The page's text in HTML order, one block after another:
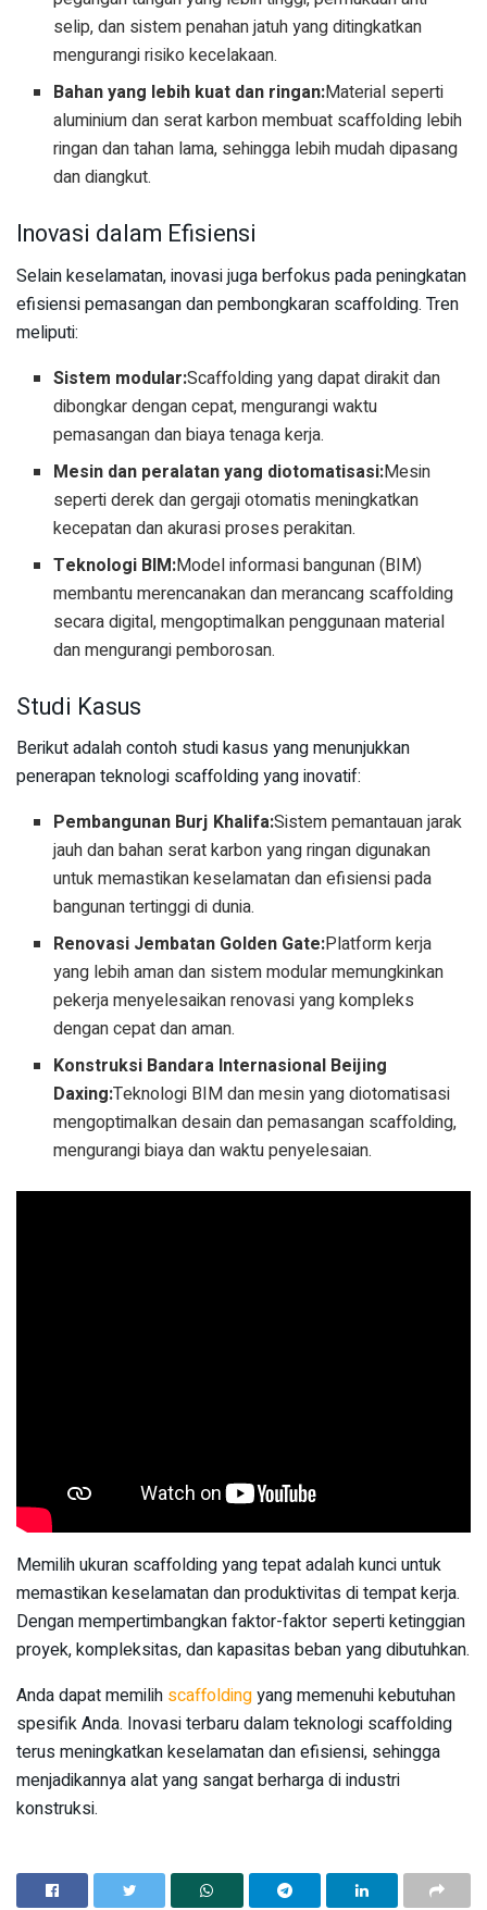
selip, dan sistem penahan jatuh yang ditingkatkan
mengurangi risiko kecelakaan.
Bahan yang lebih kuat dan ringan:Material seperti
aluminium dan serat karbon membuat scaffolding lebih
ringan dan tahan lama, sehingga lebih mudah dipasang
dan diangkut.
Inovasi dalam Efisiensi
Selain keselamatan, inovasi juga berfokus pada peningkatan
efisiensi pemasangan dan pembongkaran scaffolding. Tren
meliputi:
Sistem modular:Scaffolding yang dapat dirakit dan
dibongkar dengan cepat, mengurangi waktu
pemasangan dan biaya tenaga kerja.
Mesin dan peralatan yang diotomatisasi:Mesin
seperti derek dan gergaji otomatis meningkatkan
kecepatan dan akurasi proses perakitan.
Teknologi BIM:Model informasi bangunan (BIM)
membantu merencanakan dan merancang scaffolding
secara digital, mengoptimalkan penggunaan material
dan mengurangi pemborosan.
Studi Kasus
Berikut adalah contoh studi kasus yang menunjukkan
penerapan teknologi scaffolding yang inovatif:
Pembangunan Burj Khalifa:Sistem pemantauan jarak
jauh dan bahan serat karbon yang ringan digunakan
untuk memastikan keselamatan dan efisiensi pada
bangunan tertinggi di dunia.
Renovasi Jembatan Golden Gate:Platform kerja
yang lebih aman dan sistem modular memungkinkan
pekerja menyelesaikan renovasi yang kompleks
dengan cepat dan aman.
Konstruksi Bandara Internasional Beijing
Daxing:Teknologi BIM dan mesin yang diotomatisasi
mengoptimalkan desain dan pemasangan scaffolding,
mengurangi biaya dan waktu penyelesaian.
Memilih ukuran scaffolding yang tepat adalah kunci untuk
memastikan keselamatan dan produktivitas di tempat kerja.
Dengan mempertimbangkan faktor-faktor seperti ketinggian
proyek, kompleksitas, dan kapasitas beban yang dibutuhkan.
Anda dapat memilih scaffoldingyang memenuhi kebutuhan
spesifik Anda. Inovasi terbaru dalam teknologi scaffolding
terus meningkatkan keselamatan dan efisiensi, sehingga
menjadikannya alat yang sangat berharga di industri
konstruksi.